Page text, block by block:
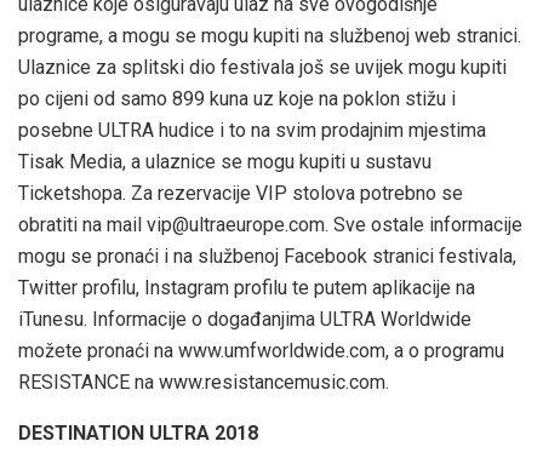
programe, a mogu se mogu kupiti na službenoj web stranici.
Ulaznice za splitski dio festivala još se uvijek mogu kupiti
po cijeni od samo 899 kuna uz koje na poklon stižu i
posebne ULTRA hudice i to na svim prodajnim mjestima
Tisak Media, a ulaznice se mogu kupiti u sustavu
Ticketshopa. Za rezervacije VIP stolova potrebno se
obratiti na mail vip@ultraeurope.com. Sve ostale informacije
mogu se pronaći i na službenoj Facebook stranici festivala,
Twitter profilu, Instagram profilu te putem aplikacije na
iTunesu. Informacije o događanjima ULTRA Worldwide
možete pronaći na www.umfworldwide.com, a o programu
RESISTANCE na www.resistancemusic.com.
DESTINATION ULTRA 2018